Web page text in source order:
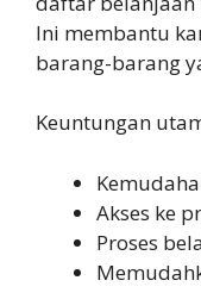
Ini membantu
barang-barang
Keuntungan
Akses ke
Proses